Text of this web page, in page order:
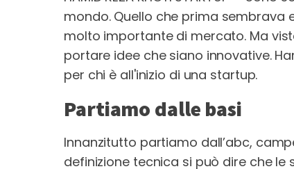
mondo. Quello che prima
molto importante di mercato. Ma
portare idee che siano innovative.
per chi è all'inizio di una startup.
Partiamo dalle basi
Innanzitutto partiamo dall’abc,
definizione tecnica si può dire che